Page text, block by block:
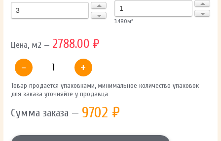
3.480м²
Цена, м2 — 2788.00 ₽
-
+
Товар продается упаковками, минимальное количество упаковок
для заказа уточняйте у продавца
Сумма заказа — 9702 ₽